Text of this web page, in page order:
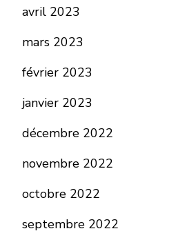
avril 2023
mars 2023
février 2023
janvier 2023
décembre 2022
novembre 2022
octobre 2022
septembre 2022